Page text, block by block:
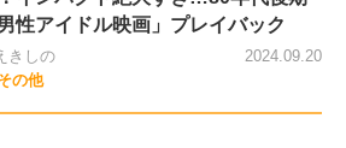
男性アイドル映画」プレイバック
きしの
の他
2024.09.20